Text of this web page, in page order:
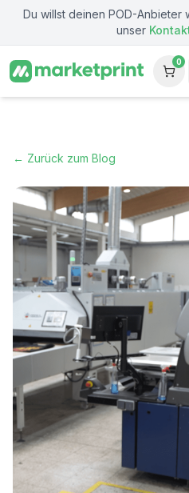
Zum Hauptinhalt springen
Du willst deinen POD-Anbieter
unser
0
← Zurück zum Blog